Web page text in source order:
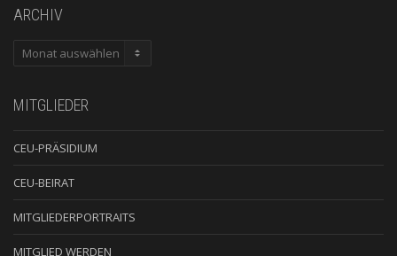
ARCHIV
ARCHIV
MITGLIEDER
CEU-PRÄSIDIUM
CEU-BEIRAT
MITGLIEDERPORTRAITS
MITGLIED WERDEN